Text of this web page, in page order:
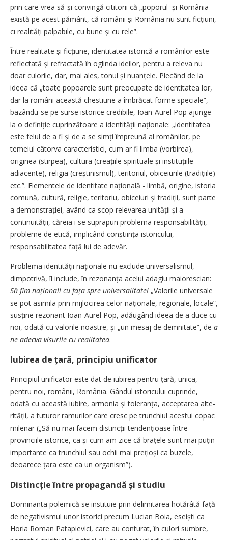
prin care vrea să-și convingă cititorii că „poporul și România
există pe acest pământ, că românii și România nu sunt ficțiuni,
ci realități palpabile, cu bune și cu rele”.
Între realitate și ficțiune, identitatea istorică a românilor este
reflectată și refractată în oglinda ideilor, pentru a releva nu
doar culorile, dar, mai ales, tonul și nuanțele. Plecând de la
ideea că „toate popoarele sunt preocupate de identitatea lor,
dar la români această chestiune a îmbrăcat forme speciale”,
bazându-se pe surse istorice credibile, Ioan-Aurel Pop ajunge
la o definiție cuprinzătoare a identității naționale: „identitatea
este felul de a fi și de a se simți împreună al românilor, pe
temeiul câtorva caracteristici, cum ar fi limba (vorbirea),
originea (stirpea), cultura (creațiile spirituale și insti­tuțiile
adiacente), religia (creștinismul), teritoriul, obiceiurile (tradițiile)
etc.”. Elementele de identitate națională - limbă, origine, istoria
comună, cultură, religie, teritoriu, obiceiuri și tradiții, sunt parte
a demonstrației, având ca scop relevarea unității și a
continuității, căreia i se suprapun problema responsabilității,
probleme de etică, implicând conștiința istoricului,
responsabilitatea față lui de adevăr.
Problema identității naționale nu exclude universalismul,
dimpotrivă, îl include, în rezo­nanța acelui adagiu maiorescian:
Să fim națio­nali cu fața spre universalitate! „Valorile universale
se pot asimila prin mijlocirea celor naționale, regionale, locale”,
susține rezonant Ioan-Aurel Pop, adăugând ideea de a duce cu
noi, odată cu valorile noastre, și „un mesaj de demnitate”, de a
ne adecva visurile cu realitatea.
Iubirea de țară, principiu unificator
Principiul unificator este dat de iubirea pentru țară, unica,
pentru noi, românii, România. Gândul istoricului cuprinde,
odată cu această iubire, armonia și toleranța, acceptarea alte­
rității, a tuturor ramurilor care cresc pe trunchiul acestui copac
milenar („Să nu mai facem distincții tendențioase între
provinciile istorice, ca și cum am zice că brațele sunt mai puțin
importante ca trunchiul sau ochii mai prețioși ca buzele,
deoarece țara este ca un organism”).
Distincție între propagandă și studiu
Dominanta polemică se instituie prin delimitarea hotărâtă față
de negativismul unor istorici precum Lucian Boia, eseiști ca
Horia Roman Patapievici, care au conturat, în culori sumbre,